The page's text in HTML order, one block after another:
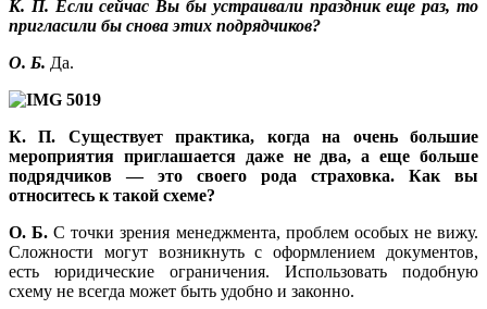
К. П. Если сейчас Вы бы устраивали праздник еще раз, то
пригласили бы снова этих подрядчиков?
О. Б. Да.
К. П. Существует практика, когда на очень большие
мероприятия приглашается даже не два, а еще больше
подрядчиков — это своего рода страховка. Как вы
относитесь к такой схеме?
О. Б.С точки зрения менеджмента, проблем особых не вижу.
Сложности могут возникнуть с оформлением документов,
есть юридические ограничения. Использовать подобную
схему не всегда может быть удобно и законно.